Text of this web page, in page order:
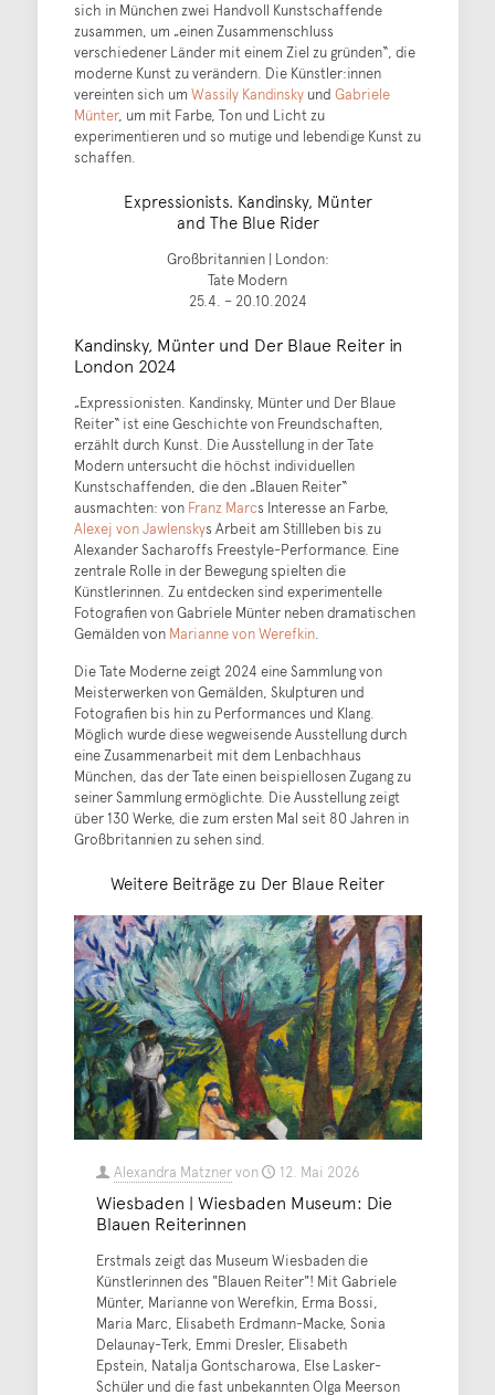
sich in München zwei Handvoll Kunstschaffende
zusammen, um „einen Zusammenschluss
verschiedener Länder mit einem Ziel zu gründen“, die
moderne Kunst zu verändern. Die Künstler:innen
vereinten sich um Wassily Kandinskyund Gabriele
Münter, um mit Farbe, Ton und Licht zu
experimentieren und so mutige und lebendige Kunst zu
schaffen.
Expressionists. Kandinsky, Münter
and The Blue Rider
Großbritannien | London:
Tate Modern
25.4. – 20.10.2024
Kandinsky, Münter und Der Blaue Reiter in
London 2024
„Expressionisten. Kandinsky, Münter und Der Blaue
Reiter“ ist eine Geschichte von Freundschaften,
erzählt durch Kunst. Die Ausstellung in der Tate
Modern untersucht die höchst individuellen
Kunstschaffenden, die den „Blauen Reiter“
ausmachten: von Franz Marcs Interesse an Farbe,
Alexej von Jawlenskys Arbeit am Stillleben bis zu
Alexander Sacharoffs Freestyle-Performance. Eine
zentrale Rolle in der Bewegung spielten die
Künstlerinnen. Zu entdecken sind experimentelle
Fotografien von Gabriele Münter neben dramatischen
Gemälden von Marianne von Werefkin.
Die Tate Moderne zeigt 2024 eine Sammlung von
Meisterwerken von Gemälden, Skulpturen und
Fotografien bis hin zu Performances und Klang.
Möglich wurde diese wegweisende Ausstellung durch
eine Zusammenarbeit mit dem Lenbachhaus
München, das der Tate einen beispiellosen Zugang zu
seiner Sammlung ermöglichte. Die Ausstellung zeigt
über 130 Werke, die zum ersten Mal seit 80 Jahren in
Großbritannien zu sehen sind.
Weitere Beiträge zu Der Blaue Reiter
Alexandra Matznervon 12. Mai 2026
Wiesbaden | Wiesbaden Museum: Die
Blauen Reiterinnen
Erstmals zeigt das Museum Wiesbaden die
Künstlerinnen des "Blauen Reiter"! Mit Gabriele
Münter, Marianne von Werefkin, Erma Bossi,
Maria Marc, Elisabeth Erdmann-Macke, Sonia
Delaunay-Terk, Emmi Dresler, Elisabeth
Epstein, Natalja Gontscharowa, Else Lasker-
Schüler und die fast unbekannten Olga Meerson